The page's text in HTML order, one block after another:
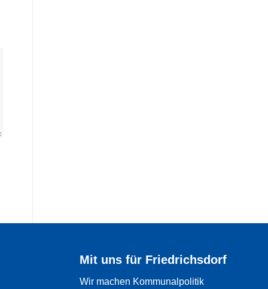
Mit uns für Friedrichsdorf
Wir machen Kommunalpolitik